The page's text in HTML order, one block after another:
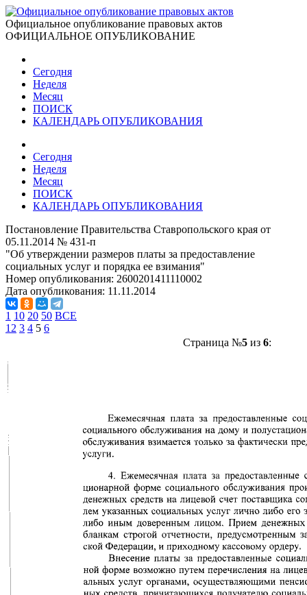
Официальное опубликование правовых актов
ОФИЦИАЛЬНОЕ ОПУБЛИКОВАНИЕ
Сегодня
Неделя
Месяц
ПОИСК
КАЛЕНДАРЬ ОПУБЛИКОВАНИЯ
Сегодня
Неделя
Месяц
ПОИСК
КАЛЕНДАРЬ ОПУБЛИКОВАНИЯ
Постановление Правительства Ставропольского края от
05.11.2014 № 431-п
"Об утверждении размеров платы за предоставление
социальных услуг и порядка ее взимания"
Номер опубликования: 2600201411110002
Дата опубликования: 11.11.2014
1 10 20 50 ВСЕ
1 2 3 4 5 6
Страница №5из 6: